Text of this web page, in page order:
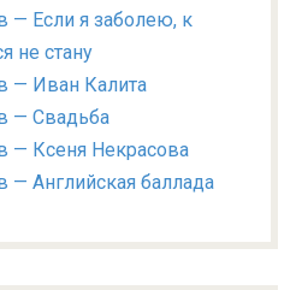
— Если я заболею, к
не стану
— Иван Калита
— Свадьба
— Ксеня Некрасова
— Английская баллада